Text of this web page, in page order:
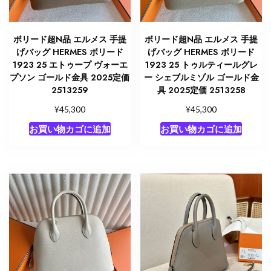
ボリード超N品 エルメス 手提
げバッグ HERMES ボリード
1923 25 エトゥープ ヴォーエ
プソン ゴールド金具 2025定価
2513259
¥45,300
お買い物カゴに追加
ボリード超N品 エルメス 手提
げバッグ HERMES ボリード
1923 25 トゥルティールグレ
ー シェブルミゾル ゴールド金
具 2025定価 2513258
¥45,300
お買い物カゴに追加